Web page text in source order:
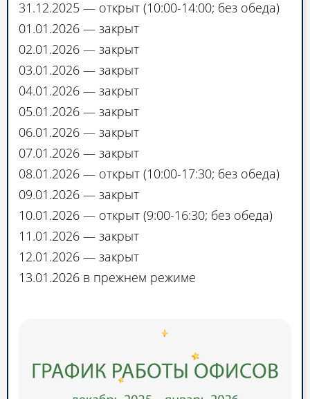
31.12.2025 — открыт (10:00-14:00; без обеда)
01.01.2026 — закрыт
02.01.2026 — закрыт
03.01.2026 — закрыт
04.01.2026 — закрыт
05.01.2026 — закрыт
06.01.2026 — закрыт
07.01.2026 — закрыт
08.01.2026 — открыт (10:00-17:30; без обеда)
09.01.2026 — закрыт
10.01.2026 — открыт (9:00-16:30; без обеда)
11.01.2026 — закрыт
12.01.2026 — закрыт
13.01.2026 в прежнем режиме